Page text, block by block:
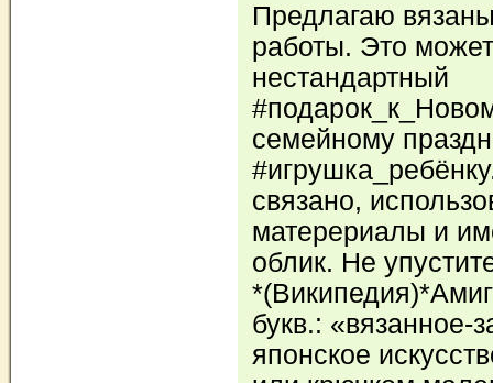
Предлагаю
работы. Это
нестандартный
семейному
связано,
матерериалы и
облик. Не
букв.: «вязанное-
японское